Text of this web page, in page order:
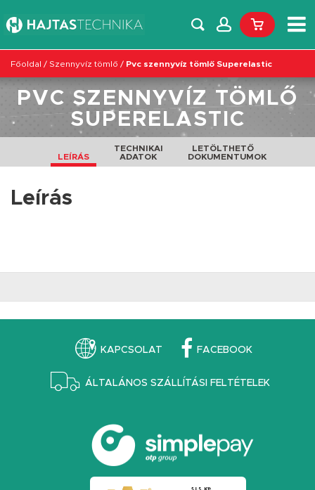
Főoldal / Szennyvíz tömlő / Pvc szennyvíz tömlő Superelastic
PVC SZENNYVÍZ TÖMLŐ
SUPERELASTIC
LEÍRÁS
TECHNIKAI
ADATOK
LETÖLTHETŐ
DOKUMENTUMOK
Leírás
KAPCSOLAT FACEBOOK
ÁLTALÁNOS SZÁLLÍTÁSI FELTÉTELEK